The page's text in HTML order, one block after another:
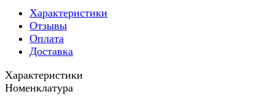
Характеристики
Отзывы
Оплата
Доставка
Характеристики
Номенклатура